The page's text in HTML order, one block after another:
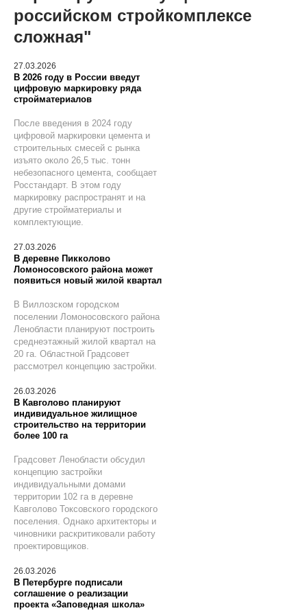
российском стройкомплексе
сложная"
27.03.2026
В 2026 году в России введут
цифровую маркировку ряда
стройматериалов
После введения в 2024 году
цифровой маркировки цемента и
строительных смесей с рынка
изъято около 26,5 тыс. тонн
небезопасного цемента, сообщает
Росстандарт. В этом году
маркировку распространят и на
другие стройматериалы и
комплектующие.
27.03.2026
В деревне Пикколово
Ломоносовского района может
появиться новый жилой квартал
В Виллозском городском
поселении Ломоносовского района
Ленобласти планируют построить
среднеэтажный жилой квартал на
20 га. Областной Градсовет
рассмотрел концепцию застройки.
26.03.2026
В Кавголово планируют
индивидуальное жилищное
строительство на территории
более 100 га
Градсовет Ленобласти обсудил
концепцию застройки
индивидуальными домами
территории 102 га в деревне
Кавголово Токсовского городского
поселения. Однако архитекторы и
чиновники раскритиковали работу
проектировщиков.
26.03.2026
В Петербурге подписали
соглашение о реализации
проекта «Заповедная школа»